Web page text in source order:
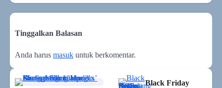
Tinggalkan Balasan
Anda harus masuk untuk berkomentar.
Black Friday